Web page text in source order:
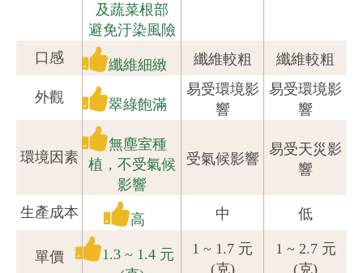
及蔬菜根部
避免汙染風險
口感 纖維細緻 纖維較粗 纖維較粗
外觀 翠綠飽滿
易受環境影
響
易受環境影
響
環境因素
無塵室種
植，不受氣候
影響
受氣候影響
易受天災影
響
生產成本 高 中 低
單價
1.3 ~ 1.4 元
1 ~ 1.7 元
(克)
1 ~ 2.7 元
(克)